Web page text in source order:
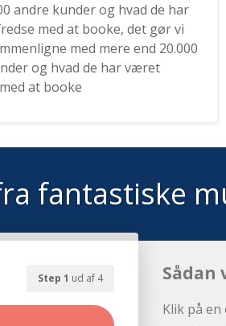
andre kunder og hvad de har
med at booke, det gør vi
med mere end 20.000
og hvad de har været
at booke
fantastiske
Step 1 ud af 4 Sådan
Klik på